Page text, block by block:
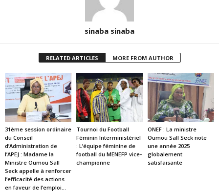
sinaba sinaba
RELATED ARTICLES MORE FROM AUTHOR
31ème session ordinaire
du Conseil
d’Administration de
l’APEJ : Madame la
Ministre Oumou Sall
Seck appelle à renforcer
l’efficacité des actions
en faveur de l’emploi...
Tournoi du Football
Féminin Interministériel
: L’équipe féminine de
football du MENEFP vice-
championne
ONEF : La ministre
Oumou Sall Seck note
une année 2025
globalement
satisfaisante